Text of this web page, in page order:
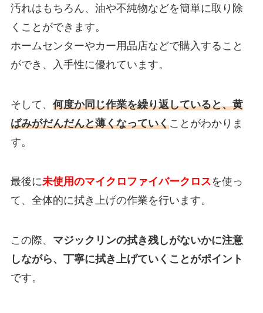
汚れはもちろん、油や不純物などを簡単に取り除
くことができます。
ホームセンターやカー用品店などで購入すること
ができ、入手性に優れています。
そして、 何度か同じ作業を繰り返していると、黄
ばみがだんだんと薄くなっていくことがわかりま
す。
最後に未使用のマイクロファイバークロスを使っ
て、全体的に拭き上げの作業を行います。
この際、 マジックリンの拭き残しがないかに注意
しながら、丁寧に拭き上げていくことがポイント
です。